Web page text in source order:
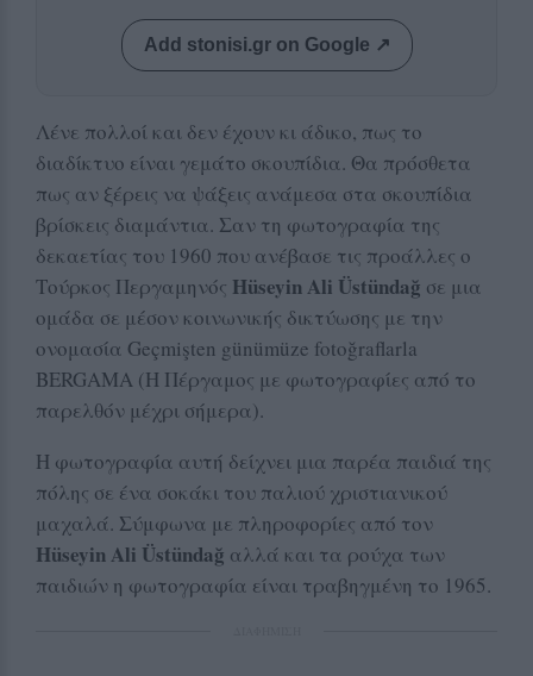
Add stonisi.gr on Google ↗
Λένε πολλοί και δεν έχουν κι άδικο, πως το
διαδίκτυο είναι γεμάτο σκουπίδια. Θα πρόσθετα
πως αν ξέρεις να ψάξεις ανάμεσα στα σκουπίδια
βρίσκεις διαμάντια. Σαν τη φωτογραφία της
δεκαετίας του 1960 που ανέβασε τις προάλλες ο
Τούρκος Περγαμηνός Hüseyin Ali Üstündağ σε μια
ομάδα σε μέσον κοινωνικής δικτύωσης με την
ονομασία Geçmişten günümüze fotoğraflarla
BERGAMA (H Πέργαμος με φωτογραφίες από το
παρελθόν μέχρι σήμερα).
Η φωτογραφία αυτή δείχνει μια παρέα παιδιά της
πόλης σε ένα σοκάκι του παλιού χριστιανικού
μαχαλά. Σύμφωνα με πληροφορίες από τον
Hüseyin Ali Üstündağ αλλά και τα ρούχα των
παιδιών η φωτογραφία είναι τραβηγμένη το 1965.